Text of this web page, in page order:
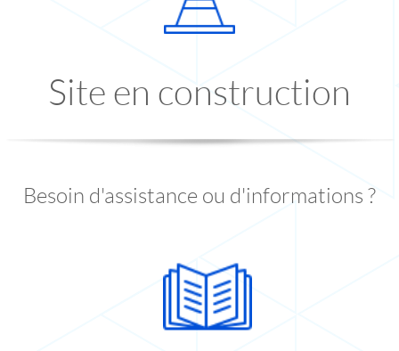
Site en construction
Besoin d'assistance ou d'informations ?